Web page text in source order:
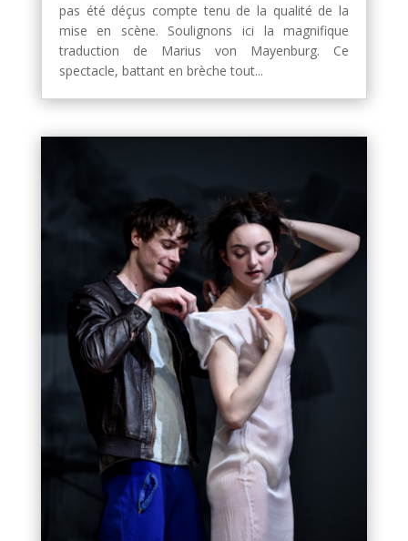
pas été déçus compte tenu de la qualité de la
mise en scène. Soulignons ici la magnifique
traduction de Marius von Mayenburg. Ce
spectacle, battant en brèche tout...